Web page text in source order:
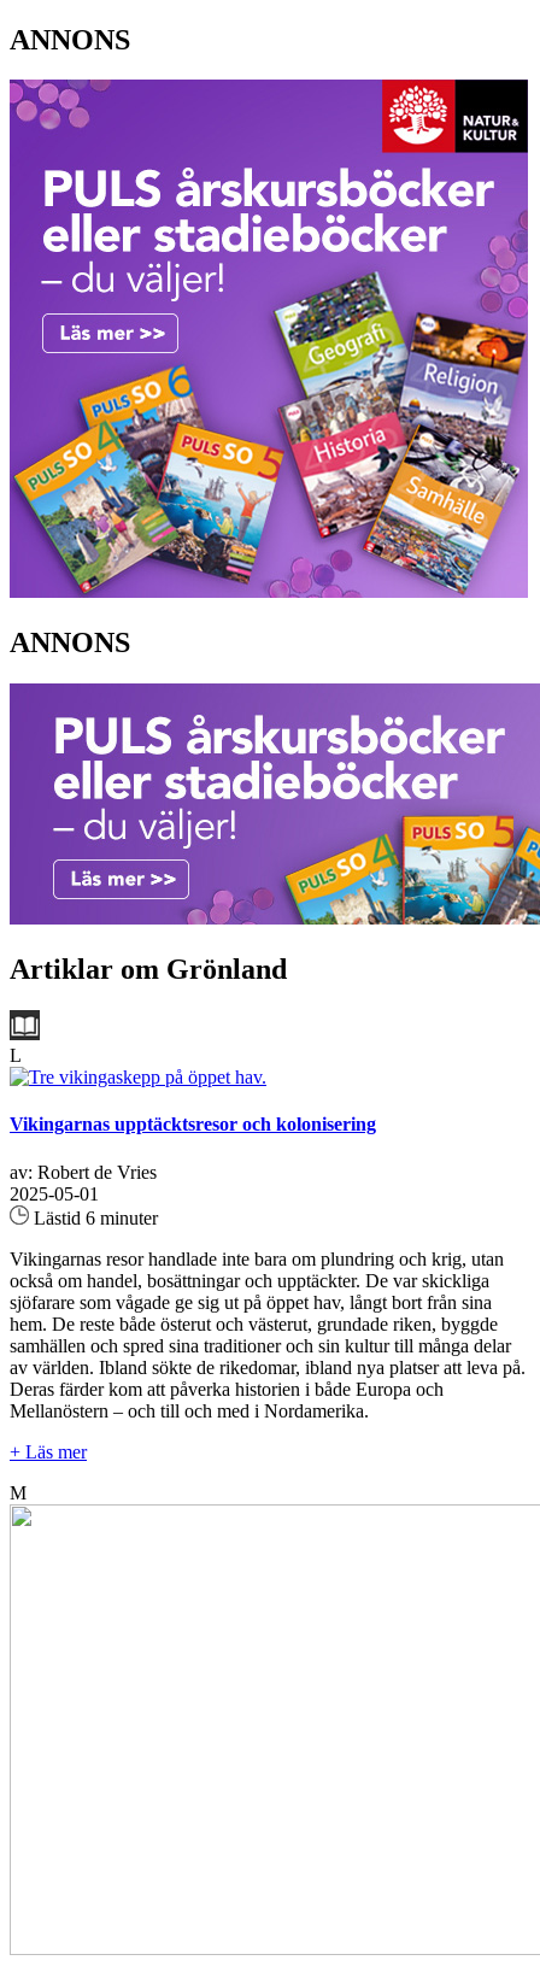
ANNONS
ANNONS
Artiklar om Grönland
L
Vikingarnas upptäcktsresor och kolonisering
av: Robert de Vries
2025-05-01
Lästid 6 minuter
Vikingarnas resor handlade inte bara om plundring och krig, utan
också om handel, bosättningar och upptäckter. De var skickliga
sjöfarare som vågade ge sig ut på öppet hav, långt bort från sina
hem. De reste både österut och västerut, grundade riken, byggde
samhällen och spred sina traditioner och sin kultur till många delar
av världen. Ibland sökte de rikedomar, ibland nya platser att leva på.
Deras färder kom att påverka historien i både Europa och
Mellanöstern – och till och med i Nordamerika.
+ Läs mer
M